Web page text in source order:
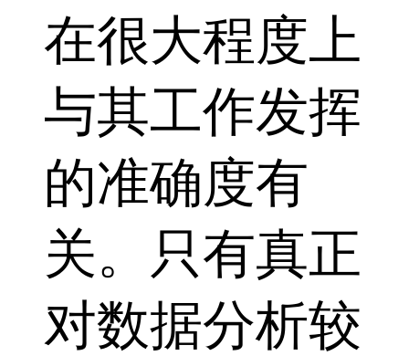
在很大程度上
与其工作发挥
的准确度有
关。只有真正
对数据分析较